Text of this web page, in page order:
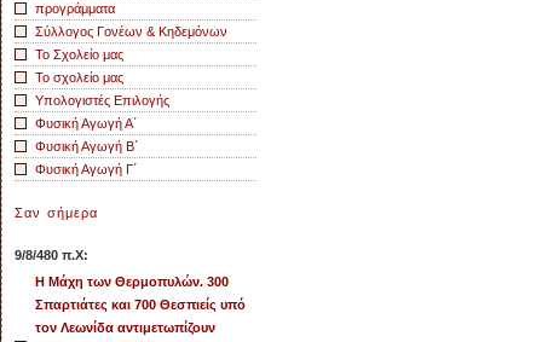
προγράμματα
Σύλλογος Γονέων & Κηδεμόνων
Το Σχολείο μας
Το σχολείο μας
Υπολογιστές Επιλογής
Φυσική Αγωγή Α΄
Φυσική Αγωγή Β΄
Φυσική Αγωγή Γ΄
Σαν σήμερα
9/8/480 π.Χ:
Η Μάχη των Θερμοπυλών. 300
Σπαρτιάτες και 700 Θεσπιείς υπό
τον Λεωνίδα αντιμετωπίζουν